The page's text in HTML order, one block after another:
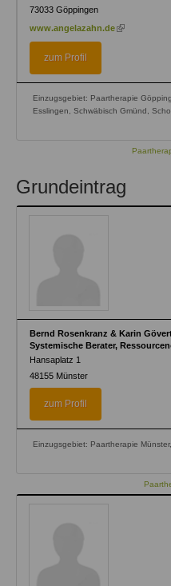
73033 Göppingen
www.angelazahn.de(link
zum Profil
Einzugsgebiet: Paartherapie
Esslingen, Schwäbisch Gmünd,
Grundeintrag
Bernd Rosenkranz & Karin
Systemische Berater,
Hansaplatz 1
48155 Münster
zum Profil
Einzugsgebiet: Paartherapie